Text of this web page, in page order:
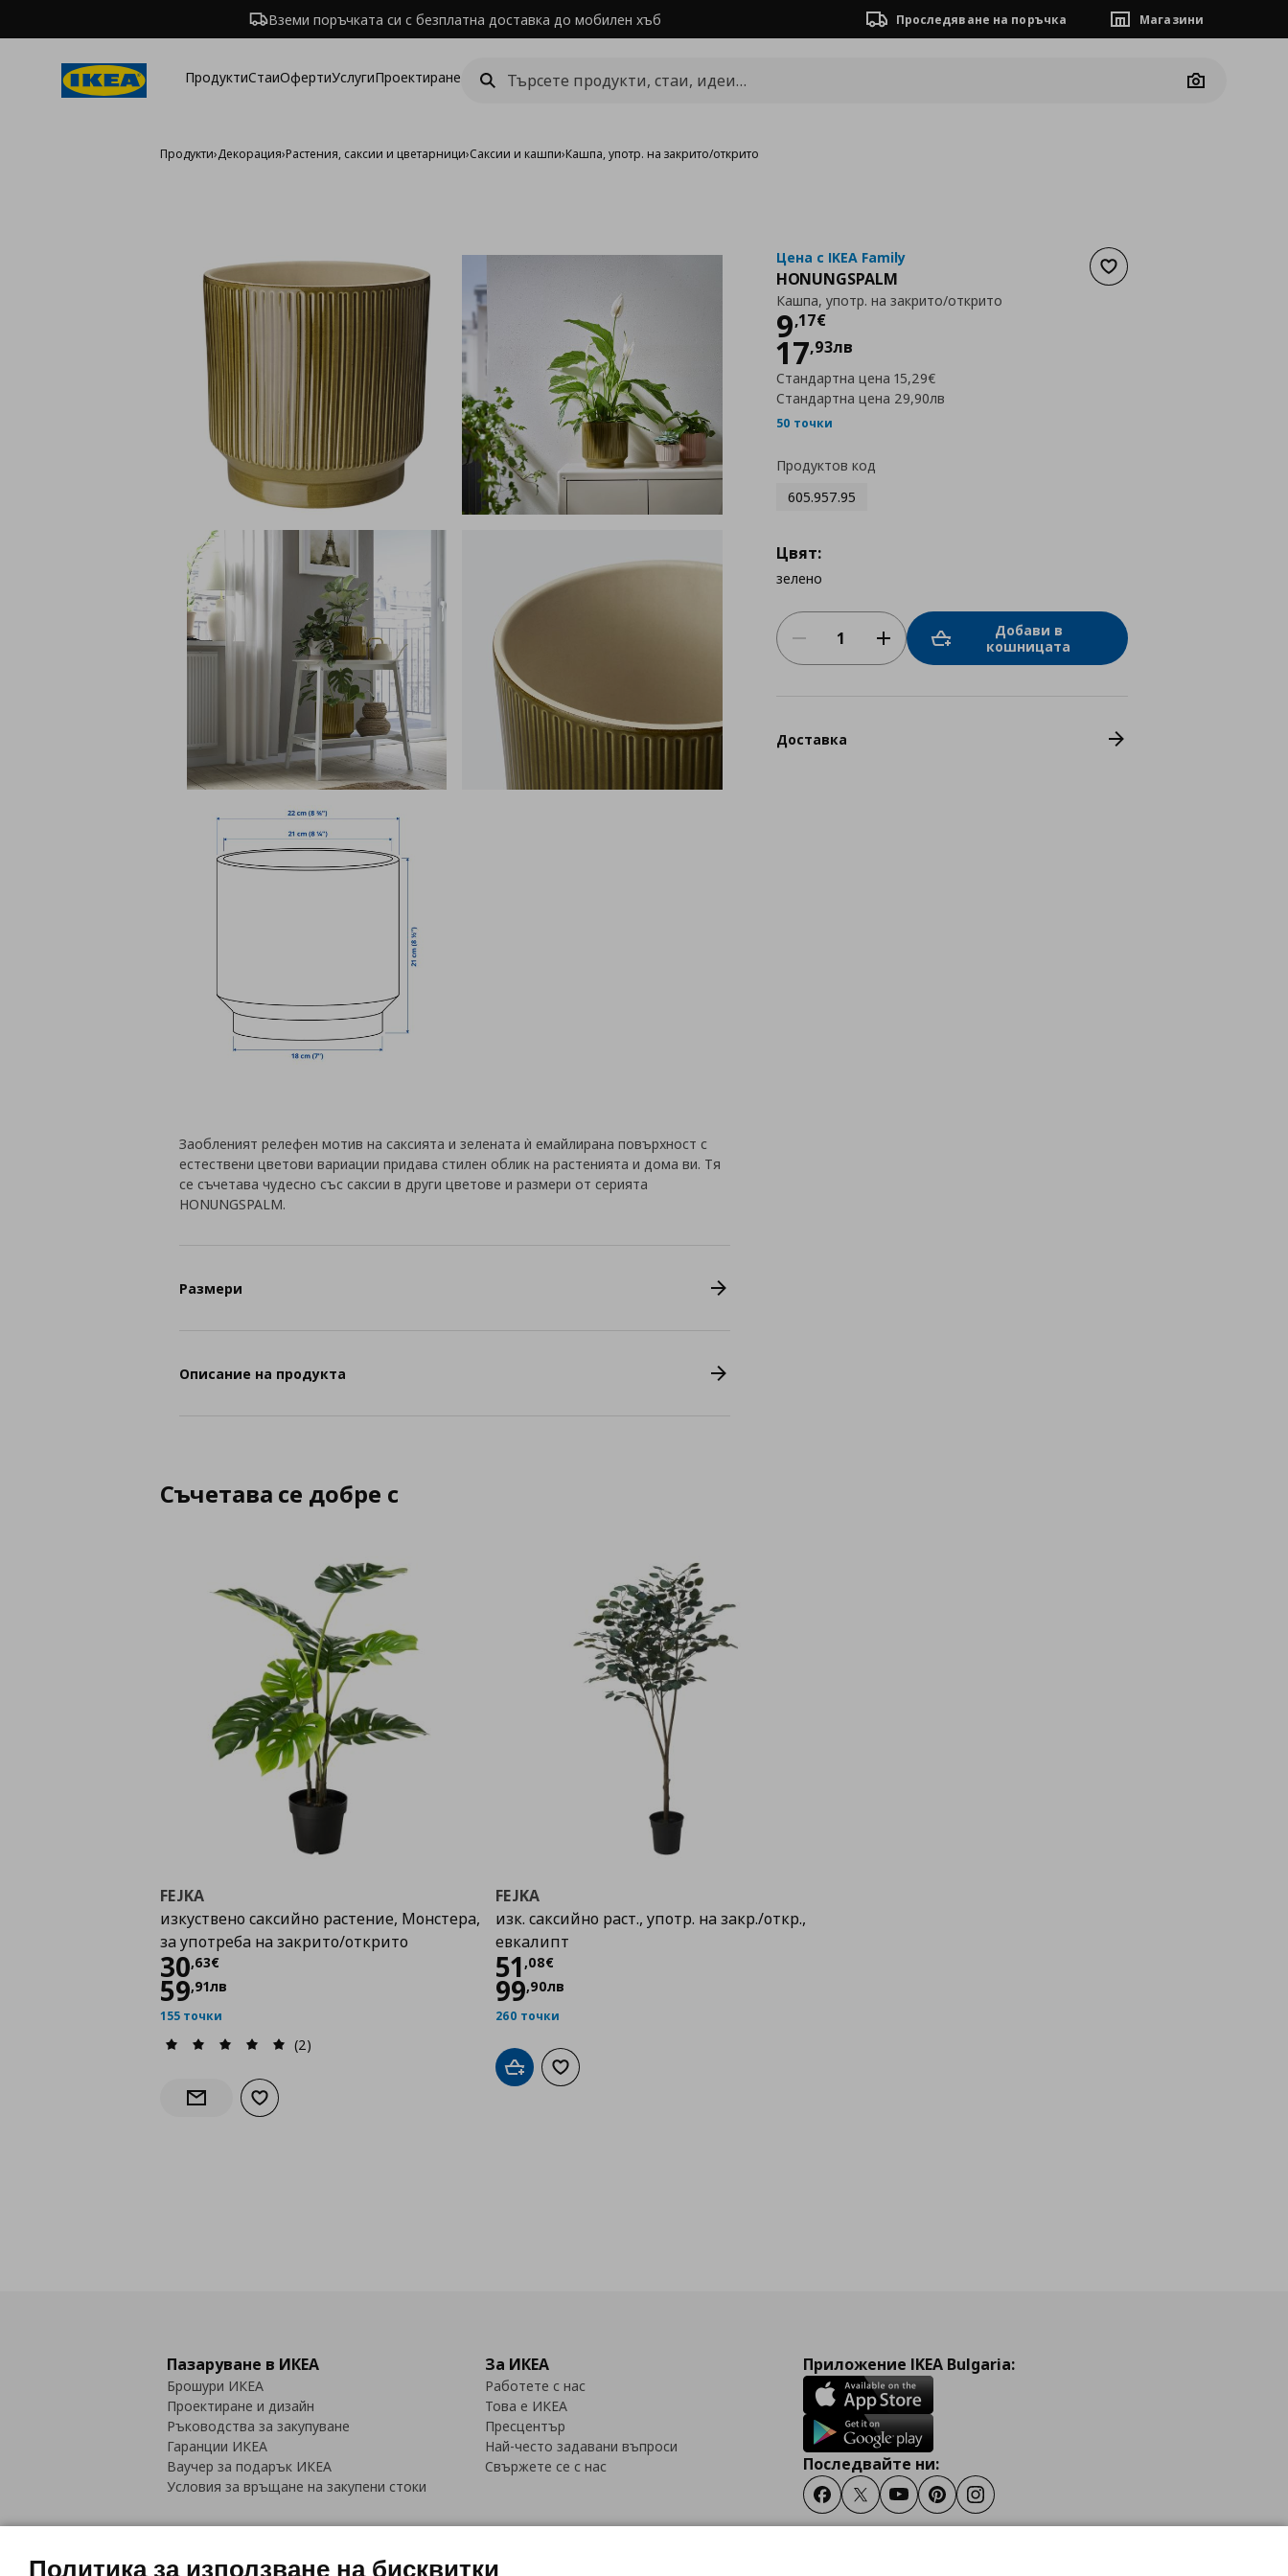
Вземи поръчката си с безплатна доставка до мобилен хъб Проследяване на поръчка Магазини
ПродуктиСтаиОфертиУслугиПроектиране
Camera
Продукти›Декорация›Растения, саксии и цветарници›Саксии и кашпи›Кашпа, употр. на закрито/открито
Добави към списъка с
Цена с IKEA Family
HONUNGSPALM
Кашпа, употр. на закрито/открито
9,17€
Цена
17,93лв
Стандартна цена 15,29€
Стандартна цена 29,90лв
50 точки
Продуктов код
605.957.95
Цвят:
зелено
Добави в
кошницата
Доставка
Заобленият релефен мотив на саксията и зелената ѝ емайлирана повърхност с
естествени цветови вариации придава стилен облик на растенията и дома ви. Тя
се съчетава чудесно със саксии в други цветове и размери от серията
HONUNGSPALM.
Размери
Описание на продукта
Съчетава се добре с
FEJKA
изкуствено саксийно растение, Монстера,
за употреба на закрито/открито
30,63€
Цена
59,91лв
155 точки
(2)
Информирай ме за наличност
Добави към списъка с любими
FEJKA
изк. саксийно раст., употр. на закр./откр.,
евкалипт
51,08€
Цена
99,90лв
260 точки
Добави в кошницата
Добави към списъка с любими
Пазаруване в ИКЕА
Брошури ИКЕА
Проектиране и дизайн
Ръководства за закупуване
Гаранции ИКЕА
Ваучер за подарък ИКЕА
Условия за връщане на закупени стоки
За ИКЕА
Работете с нас
Това е ИКЕА
Пресцентър
Най-често задавани въпроси
Свържете се с нас
Приложение IKEA Bulgaria:
Последвайте ни:
FacebookTwitterYoutubePinterestInstagram
Политика за използване на бисквитки